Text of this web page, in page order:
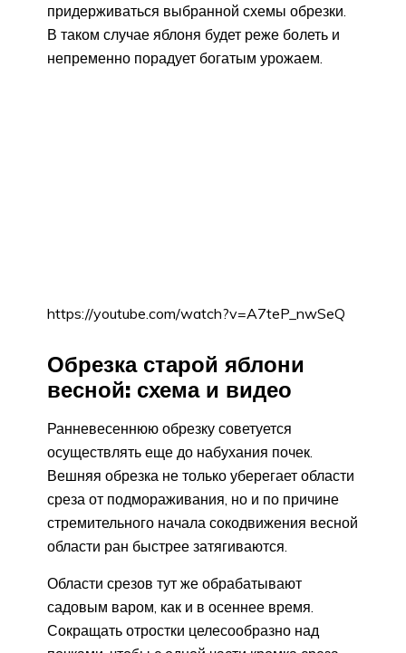
придерживаться выбранной схемы обрезки.
В таком случае яблоня будет реже болеть и
непременно порадует богатым урожаем.
https://youtube.com/watch?v=A7teP_nwSeQ
Обрезка старой яблони
весной: схема и видео
Ранневесеннюю обрезку советуется
осуществлять еще до набухания почек.
Вешняя обрезка не только уберегает области
среза от подмораживания, но и по причине
стремительного начала сокодвижения весной
области ран быстрее затягиваются.
Области срезов тут же обрабатывают
садовым варом, как и в осеннее время.
Сокращать отростки целесообразно над